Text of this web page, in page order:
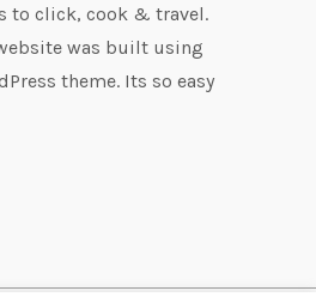
to click, cook & travel.
was built using
theme. Its so easy